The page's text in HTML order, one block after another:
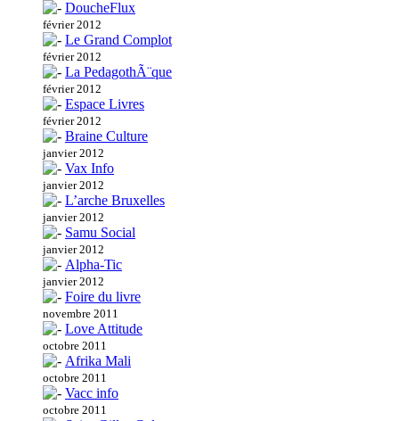
DoucheFlux
février 2012
Le Grand Complot
février 2012
La PedagothÃ¨que
février 2012
Espace Livres
février 2012
Braine Culture
janvier 2012
Vax Info
janvier 2012
L’arche Bruxelles
janvier 2012
Samu Social
janvier 2012
Alpha-Tic
janvier 2012
Foire du livre
novembre 2011
Love Attitude
octobre 2011
Afrika Mali
octobre 2011
Vacc info
octobre 2011